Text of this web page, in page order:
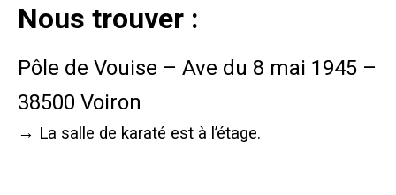
Nous trouver :
Pôle de Vouise – Ave du 8 mai 1945 –
38500 Voiron
→ La salle de karaté est à l’étage.